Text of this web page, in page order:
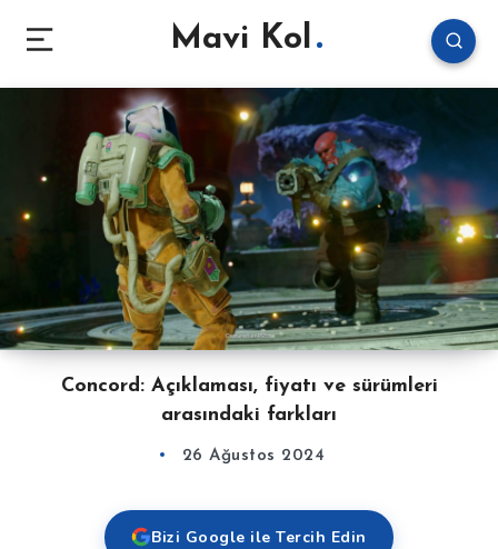
Mavi Kol
Concord: Açıklaması, fiyatı ve sürümleri
arasındaki farkları
26 Ağustos 2024
Bizi Google ile Tercih Edin